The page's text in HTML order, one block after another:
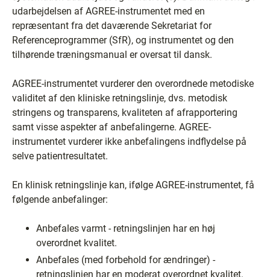
udarbejdelsen af AGREE-instrumentet med en
repræsentant fra det daværende Sekretariat for
Referenceprogrammer (SfR), og instrumentet og den
tilhørende træningsmanual er oversat til dansk.
AGREE-instrumentet vurderer den overordnede metodiske
validitet af den kliniske retningslinje, dvs. metodisk
stringens og transparens, kvaliteten af afrapportering
samt visse aspekter af anbefalingerne. AGREE-
instrumentet vurderer ikke anbefalingens indflydelse på
selve patientresultatet.
En klinisk retningslinje kan, ifølge AGREE-instrumentet, få
følgende anbefalinger:
Anbefales varmt - retningslinjen har en høj
overordnet kvalitet.
Anbefales (med forbehold for ændringer) -
retningslinjen har en moderat overordnet kvalitet.